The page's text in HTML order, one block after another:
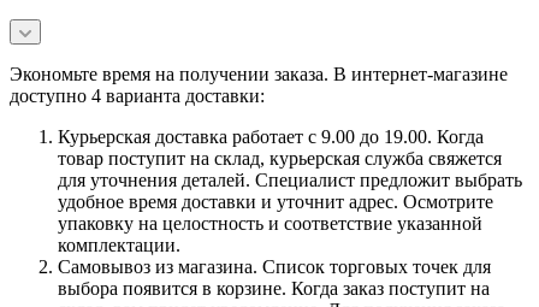
Экономьте время на получении заказа. В интернет-магазине
доступно 4 варианта доставки:
Курьерская доставка работает с 9.00 до 19.00. Когда
товар поступит на склад, курьерская служба свяжется
для уточнения деталей. Специалист предложит выбрать
удобное время доставки и уточнит адрес. Осмотрите
упаковку на целостность и соответствие указанной
комплектации.
Самовывоз из магазина. Список торговых точек для
выбора появится в корзине. Когда заказ поступит на